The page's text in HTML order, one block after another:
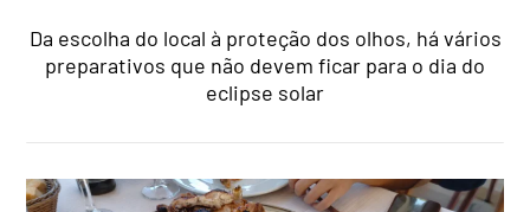
Da escolha do local à proteção dos olhos, há vários
preparativos que não devem ficar para o dia do
eclipse solar